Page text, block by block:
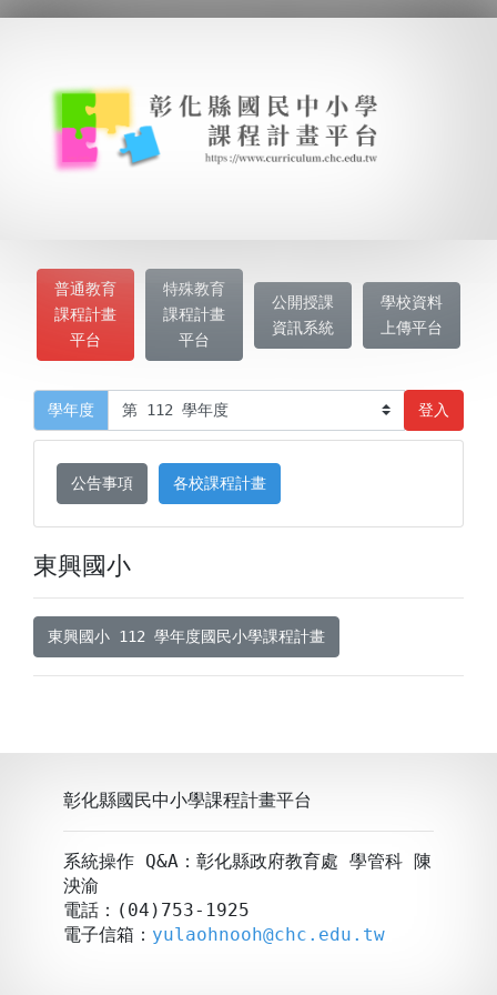
普通教育
課程計畫
平台
特殊教育
課程計畫
平台
公開授課
資訊系統
學校資料
上傳平台
學年度 登入
公告事項 各校課程計畫
東興國小
東興國小 112 學年度國民小學課程計畫
彰化縣國民中小學課程計畫平台
系統操作 Q&A：彰化縣政府教育處 學管科 陳
泱渝
電話：(04)753-1925
電子信箱： yulaohnooh@chc.edu.tw